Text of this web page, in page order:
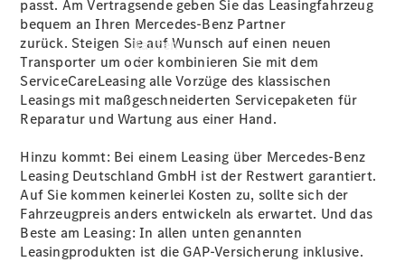
Kaufen
Übersicht
Neuwagenangebote
passt. Am Vertragsende geben Sie das Leasingfahrzeug
bequem an Ihren Mercedes-Benz Partner
zurück. Steigen Sie auf Wunsch auf einen neuen
Transporter um oder kombinieren Sie mit dem
ServiceCareLeasing alle Vorzüge des klassischen
Leasings mit maßgeschneiderten Servicepaketen für
Reparatur und Wartung aus einer Hand.
Hinzu kommt: Bei einem Leasing über Mercedes-Benz
Leasing Deutschland GmbH ist der Restwert garantiert.
Auf Sie kommen keinerlei Kosten zu, sollte sich der
Fahrzeugpreis anders entwickeln als erwartet. Und das
Beste am Leasing: In allen unten genannten
Leasingprodukten ist die GAP-Versicherung inklusive.